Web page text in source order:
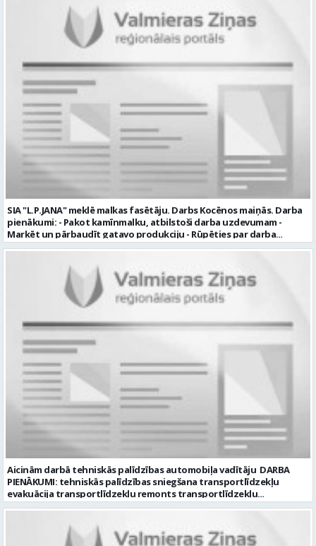
SIA "L.P.JANA" meklē malkas fasētāju. Darbs Kocēnos maiņās. Darba
pienākumi: - Pakot kamīnmalku, atbilstoši darba uzdevumam -
Marķēt un pārbaudīt gatavo produkciju - Rūpēties par darba
kvalitāti un kārtību darba vietā Prasības kandidātiem: - Laba fiziskā
Uzņēmums piedāvā: - Atalgojumu EUR 1200 bruto (atkarīgs no
padarītā) - Vienmēr laikā izmaksātu algu - Profesionālus un
atbalstošus kolēģus Lūgums CV sūtīt uz e- pastu:
pasutijumi@lpjana.lv vai zvanīt pa tālruni: 28319289 Profesija:
SAIŅOŠANAS OPERATORS Algas izmaksas veids: Laika darba alga
Darba vietas adrese: LATVIJA, Gravas iela 2, Kocēni, Kocēnu pag.,
Valmieras nov. Slodze: Viena vesela slodze Darbības joma: Ražošana
Pieteikto vietu skaits: 2 Aktuāla līdz: 2027-09-07 Darba sākšanas
datums: 2026-08-17 Kontaktpersona: Davids Pavlovs
Aicinām darbā tehniskās palīdzības automobiļa vadītāju DARBA
PIENĀKUMI: tehniskās palīdzības sniegšana transportlīdzekļu
evakuācija transportlīdzekļu remonts transportlīdzekļu
sagatavošana tehniskai apskatei PRASĪBAS PRETENDENTIEM:
transportlīdzekļa vadītāja apliecība vēlama D, CE kategorijas
transportlīdzekļa vadītāja pieredze vismaz 2 gadi labas saskarsmes